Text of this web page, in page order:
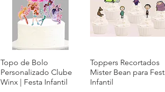
Visualização rápida
Topo de Bolo
Personalizado Clube
Winx | Festa Infantil
Visualização rápida
Toppers Recortados
Mister Bean para
Infantil